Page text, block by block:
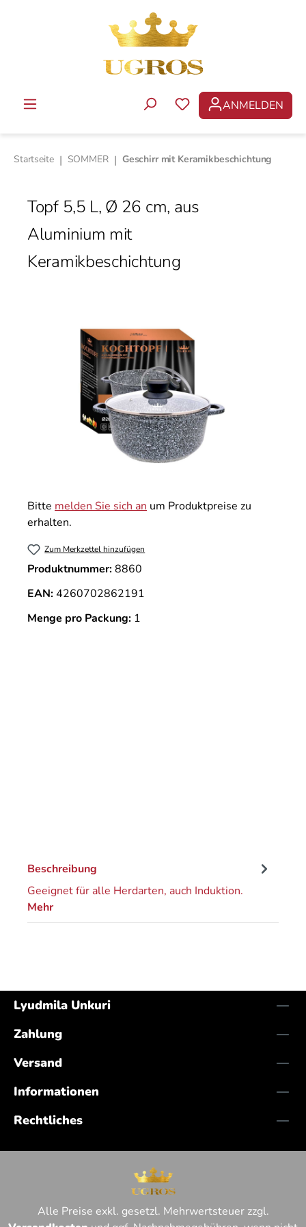
DU HAST 0
ANMELDEN
Startseite | SOMMER | Geschirr mit Keramikbeschichtung
Topf 5,5 L, Ø 26 cm, aus
Aluminium mit
Keramikbeschichtung
Bitte melden Sie sich an um Produktpreise zu
erhalten.
Zum Merkzettel hinzufügen
Produktnummer:8860
EAN:4260702862191
Menge pro Packung: 1
Beschreibung
Geeignet für alle Herdarten, auch Induktion.
Mehr
Lyudmila Unkuri
Zahlung
Versand
Informationen
Rechtliches
Alle Preise exkl. gesetzl. Mehrwertsteuer zzgl.